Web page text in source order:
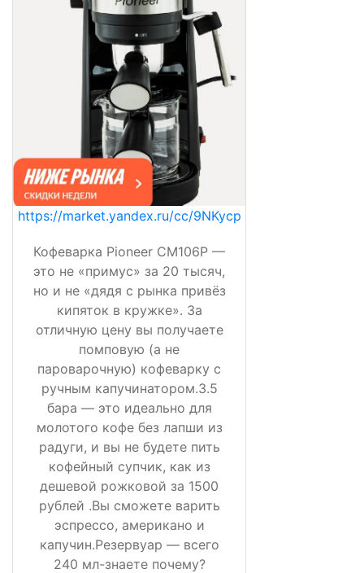
https://market.yandex.ru/cc/9NKycp
Кофеварка Pioneer CM106P —
это не «примус» за 20 тысяч,
но и не «дядя с рынка привёз
кипяток в кружке». За
отличную цену вы получаете
помповую (а не
пароварочную) кофеварку с
ручным капучинатором.3.5
бара — это идеально для
молотого кофе без лапши из
радуги, и вы не будете пить
кофейный супчик, как из
дешевой рожковой за 1500
рублей .Вы сможете варить
эспрессо, американо и
капучин.Резервуар — всего
240 мл-знаете почему?